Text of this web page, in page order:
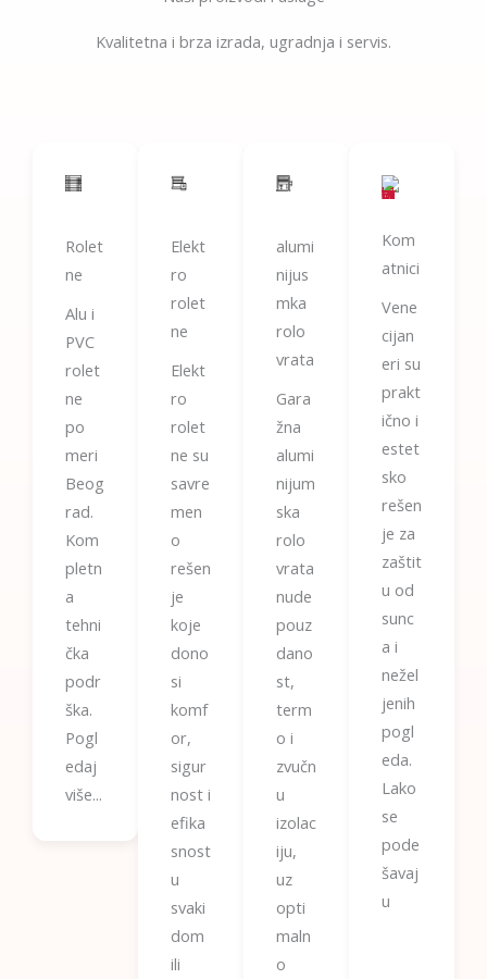
Kvalitetna i brza izrada, ugradnja i servis.
Rolet
ne
Alu i
PVC
rolet
ne
po
meri
Beog
rad.
Kom
pletn
a
tehni
čka
podr
ška.
Pogl
edaj
više...
Elekt
ro
rolet
ne
Elekt
ro
rolet
ne su
savre
men
o
rešen
je
koje
dono
si
komf
or,
sigur
nost i
efika
snost
u
svaki
dom
ili
alumi
nijus
mka
rolo
vrata
Gara
žna
alumi
nijum
ska
rolo
vrata
nude
pouz
dano
st,
term
o i
zvučn
u
izolac
iju,
uz
opti
maln
o
Kom
atnici
Vene
cijan
eri su
prakt
ično i
estet
sko
rešen
je za
zaštit
u od
sunc
a i
nežel
jenih
pogl
eda.
Lako
se
pode
šavaj
u